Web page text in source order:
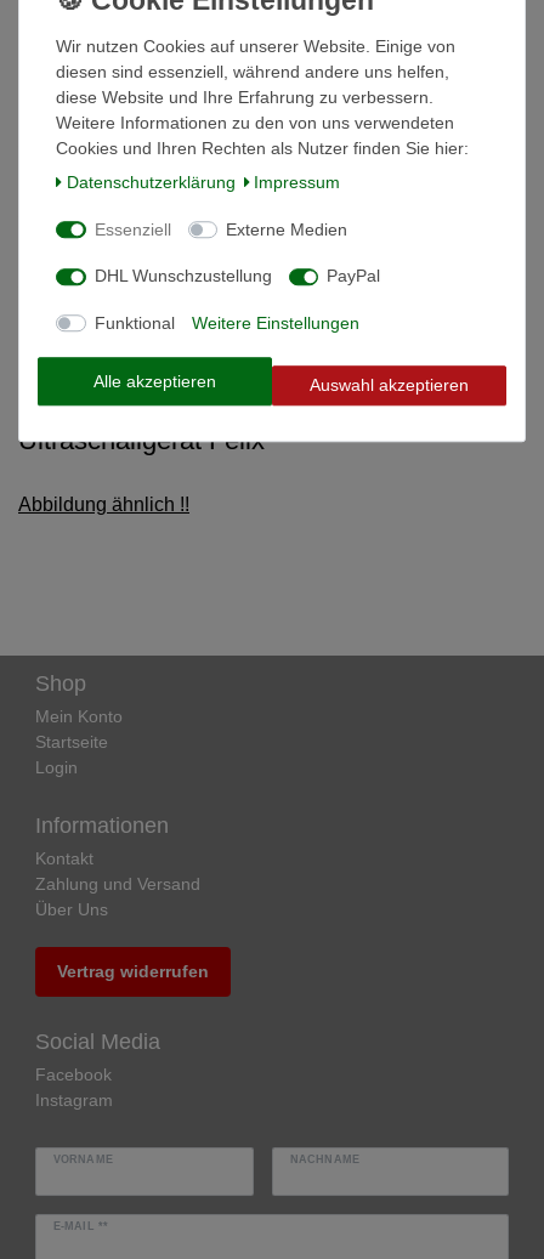
* inkl. ges. MwSt. zzgl.Versandkosten
Beschreibung
Informationen zur Produktsicherheit
Zusatz-Lautsprecher 80-100 m² zu
Ultraschallgerät Felix
Abbildung ähnlich !!
Shop
Mein Konto
Startseite
Login
Informationen
Kontakt
Zahlung und Versand
Über Uns
Vertrag widerrufen
Social Media
Facebook
Instagram
VORNAME NACHNAME
E-MAIL **
Wir nutzen Cookies auf unserer Website. Einige von
diesen sind essenziell, während andere uns helfen,
diese Website und Ihre Erfahrung zu verbessern.
Weitere Informationen zu den von uns verwendeten
Cookies und Ihren Rechten als Nutzer finden Sie hier:
Daten­schutz­erklärung
Impressum
Essenziell Externe Medien
DHL Wunschzustellung PayPal
Funktional Weitere Einstellungen
Alle akzeptieren Auswahl akzeptieren